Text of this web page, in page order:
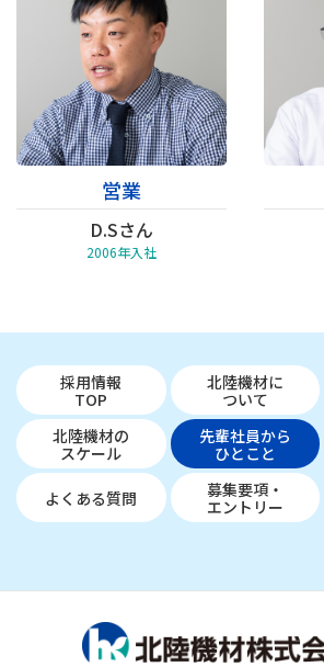
営業
D.Sさん
2006年入社
採用情報
TOP
北陸機材に
ついて
北陸機材の
スケール
先輩社員から
ひとこと
よくある質問
募集要項・
エントリー